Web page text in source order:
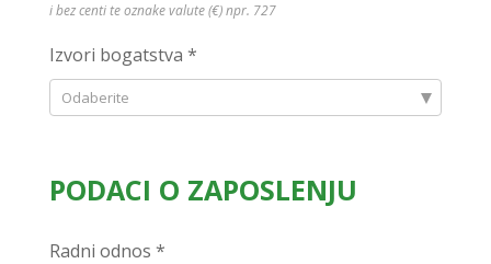
i bez centi te oznake valute (€) npr. 727
Izvori bogatstva *
Odaberite
PODACI O ZAPOSLENJU
Radni odnos *